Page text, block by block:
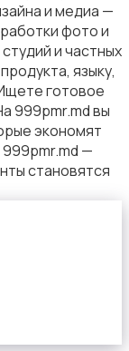
и медиа —
фото и
и частных
языку,
готовое
999pmr.md вы
экономят
—
становятся